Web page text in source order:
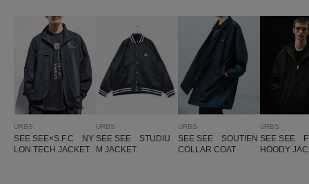
URBS
SEE SEE×S.F.C NY
LON TECH JACKET
URBS
SEE SEE STUDIU
M JACKET
URBS
SEE SEE SOUTIEN
COLLAR COAT
URBS
SEE SEE
HOODY